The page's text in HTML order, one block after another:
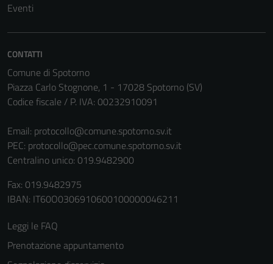
Eventi
CONTATTI
Comune di Spotorno
Piazza Carlo Stognone, 1 - 17028 Spotorno (SV)
Codice fiscale / P. IVA: 00232910091
Email: protocollo@comune.spotorno.sv.it
PEC: protocollo@pec.comune.spotorno.sv.it
Centralino unico: 019.9482900
Fax: 019.9482975
IBAN: IT60O0306910600100000046211
Leggi le FAQ
Prenotazione appuntamento
personali.